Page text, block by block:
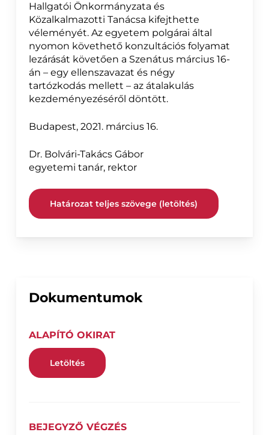
Hallgatói Önkormányzata és
Közalkalmazotti Tanácsa kifejthette
véleményét. Az egyetem polgárai által
nyomon követhető konzultációs folyamat
lezárását követően a Szenátus március 16-
án – egy ellenszavazat és négy
tartózkodás mellett – az átalakulás
kezdeményezéséről döntött.
Budapest, 2021. március 16.
Dr. Bolvári-Takács Gábor
egyetemi tanár, rektor
Határozat teljes szövege (letöltés)
Dokumentumok
ALAPÍTÓ OKIRAT
Letöltés
BEJEGYZŐ VÉGZÉS